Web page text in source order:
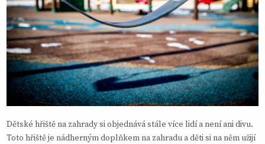
Dětské hřiště na zahrady si objednává stále více lidí a není ani divu.
Toto hřiště je nádherným doplňkem na zahradu a děti si na něm užijí